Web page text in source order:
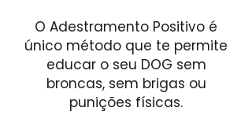
O Adestramento Positivo é
único método que te permite
educar o seu DOG sem
broncas, sem brigas ou
punições físicas.